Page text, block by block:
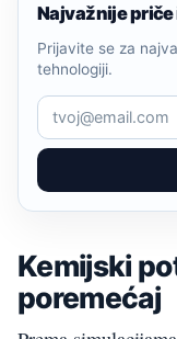
Najvažnije
Prijavite se za
tehnologiji.
Kemijski
poremećaj